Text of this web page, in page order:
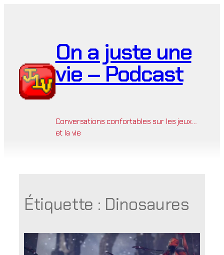
On a juste une
vie – Podcast
Conversations confortables sur les jeux…
et la vie
Étiquette : Dinosaures